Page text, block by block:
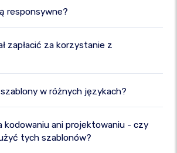
responsywne?
zapłacić za korzystanie z
w różnych językach?
kodowaniu ani projektowaniu - czy
tych szablonów?